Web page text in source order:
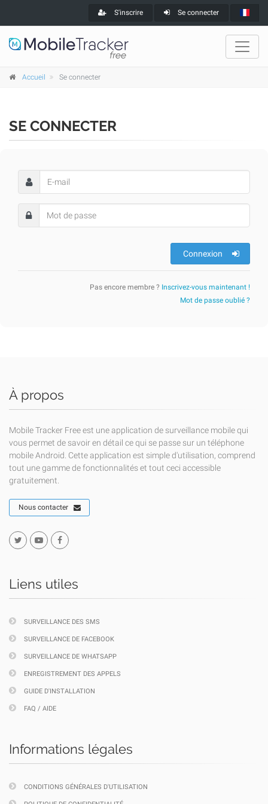
S'inscrire Se connecter
Accueil Se connecter
SE CONNECTER
Connexion
Pas encore membre ? Inscrivez-vous maintenant !
Mot de passe oublié ?
À propos
Mobile Tracker Free est une application de surveillance mobile qui
vous permet de savoir en détail ce qui se passe sur un téléphone
mobile Android. Cette application est simple d'utilisation, comprend
tout une gamme de fonctionnalités et tout ceci accessible
gratuitement.
Nous contacter
Liens utiles
SURVEILLANCE DES SMS
SURVEILLANCE DE FACEBOOK
SURVEILLANCE DE WHATSAPP
ENREGISTREMENT DES APPELS
GUIDE D'INSTALLATION
FAQ / AIDE
Informations légales
CONDITIONS GÉNÉRALES D'UTILISATION